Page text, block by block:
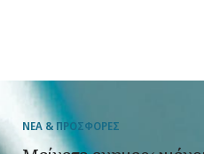
ΝΕΑ & ΠΡΟΣΦΟΡΕΣ